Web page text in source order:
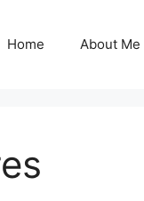
Home About Me